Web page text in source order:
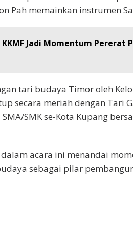
Pah memainkan instrumen
Jadi Momentum Pererat
tari budaya Timor oleh
secara meriah dengan Tari
SMK se-Kota Kupang
acara ini menandai
sebagai pilar